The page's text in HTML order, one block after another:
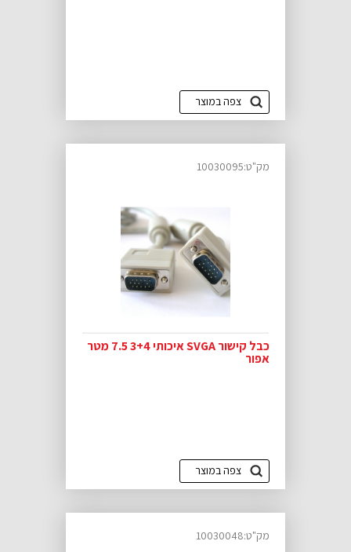
צפה במוצר
כבל קישור SVGA איכותי 3+4 7.5 מטר
אפור
צפה במוצר
מק"ט:10030095
מק"ט:10030048